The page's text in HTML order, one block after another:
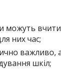
можуть
них час;
важливо,
шкіл;